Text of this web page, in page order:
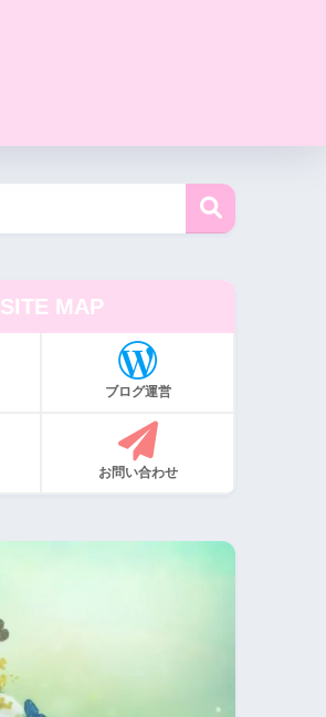
SITE MAP
ブログ運営
お問い合わせ